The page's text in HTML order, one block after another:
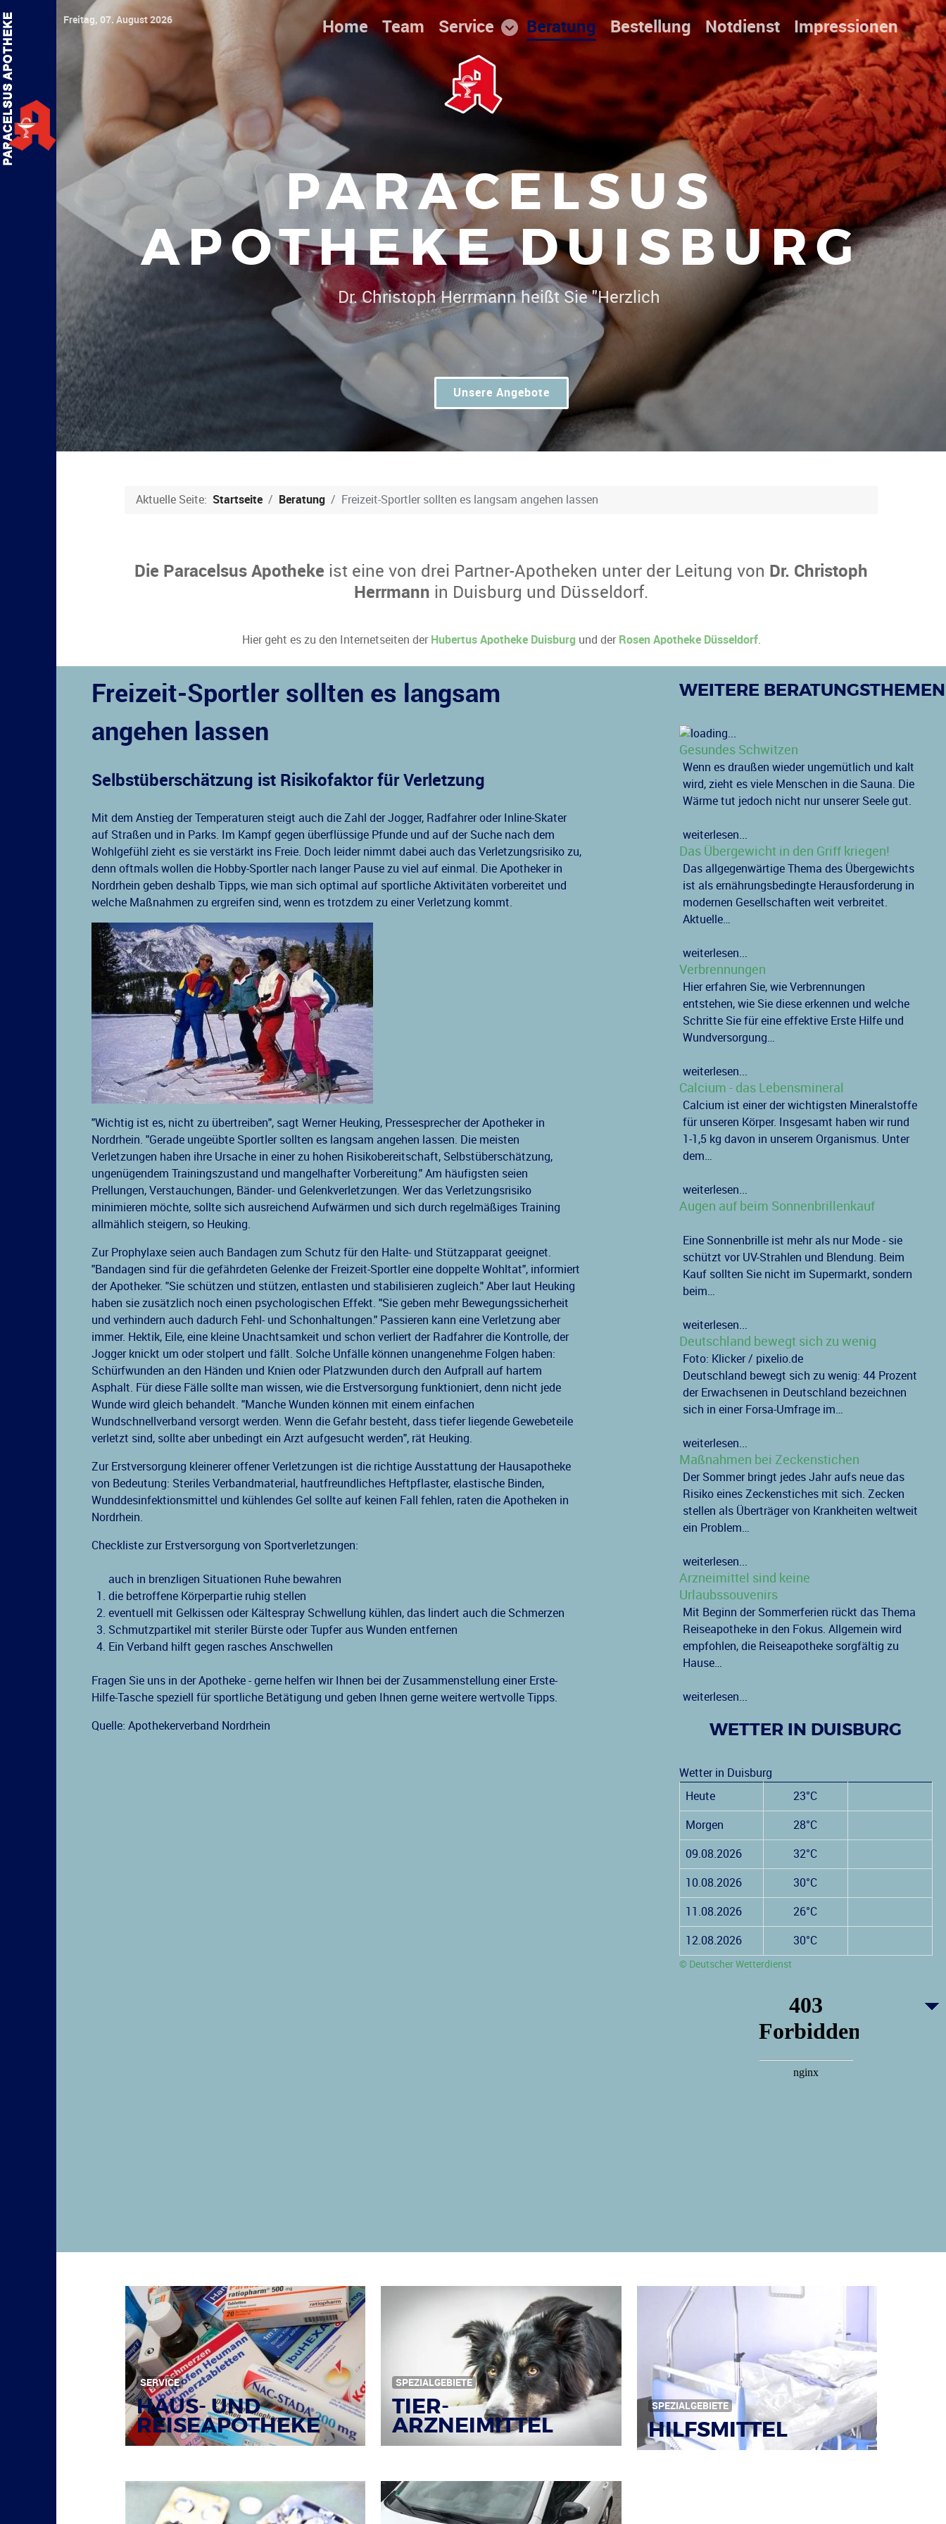
Freitag, 07. August 2026 Home Team Service Beratung Bestellung Notdienst Impressionen
PARACELSUS
APOTHEKE DUISBURG
Gute|
Unsere Angebote
Aktuelle Seite: Startseite Beratung Freizeit-Sportler sollten es langsam angehen lassen
Die Paracelsus Apotheke ist eine von drei Partner-Apotheken unter der Leitung von Dr. Christoph
Herrmann in Duisburg und Düsseldorf.
Hier geht es zu den Internetseiten der Hubertus Apotheke Duisburg und der Rosen Apotheke Düsseldorf.
Freizeit-Sportler sollten es langsam
angehen lassen
Selbstüberschätzung ist Risikofaktor für Verletzung
Mit dem Anstieg der Temperaturen steigt auch die Zahl der Jogger, Radfahrer oder Inline-Skater
auf Straßen und in Parks. Im Kampf gegen überflüssige Pfunde und auf der Suche nach dem
Wohlgefühl zieht es sie verstärkt ins Freie. Doch leider nimmt dabei auch das Verletzungsrisiko zu,
denn oftmals wollen die Hobby-Sportler nach langer Pause zu viel auf einmal. Die Apotheker in
Nordrhein geben deshalb Tipps, wie man sich optimal auf sportliche Aktivitäten vorbereitet und
welche Maßnahmen zu ergreifen sind, wenn es trotzdem zu einer Verletzung kommt.
"Wichtig ist es, nicht zu übertreiben", sagt Werner Heuking, Pressesprecher der Apotheker in
Nordrhein. "Gerade ungeübte Sportler sollten es langsam angehen lassen. Die meisten
Verletzungen haben ihre Ursache in einer zu hohen Risikobereitschaft, Selbstüberschätzung,
ungenügendem Trainingszustand und mangelhafter Vorbereitung." Am häufigsten seien
Prellungen, Verstauchungen, Bänder- und Gelenkverletzungen. Wer das Verletzungsrisiko
minimieren möchte, sollte sich ausreichend Aufwärmen und sich durch regelmäßiges Training
allmählich steigern, so Heuking.
Zur Prophylaxe seien auch Bandagen zum Schutz für den Halte- und Stützapparat geeignet.
"Bandagen sind für die gefährdeten Gelenke der Freizeit-Sportler eine doppelte Wohltat", informiert
der Apotheker. "Sie schützen und stützen, entlasten und stabilisieren zugleich." Aber laut Heuking
haben sie zusätzlich noch einen psychologischen Effekt. "Sie geben mehr Bewegungssicherheit
und verhindern auch dadurch Fehl- und Schonhaltungen." Passieren kann eine Verletzung aber
immer. Hektik, Eile, eine kleine Unachtsamkeit und schon verliert der Radfahrer die Kontrolle, der
Jogger knickt um oder stolpert und fällt. Solche Unfälle können unangenehme Folgen haben:
Schürfwunden an den Händen und Knien oder Platzwunden durch den Aufprall auf hartem
Asphalt. Für diese Fälle sollte man wissen, wie die Erstversorgung funktioniert, denn nicht jede
Wunde wird gleich behandelt. "Manche Wunden können mit einem einfachen
Wundschnellverband versorgt werden. Wenn die Gefahr besteht, dass tiefer liegende Gewebeteile
verletzt sind, sollte aber unbedingt ein Arzt aufgesucht werden", rät Heuking.
Zur Erstversorgung kleinerer offener Verletzungen ist die richtige Ausstattung der Hausapotheke
von Bedeutung: Steriles Verbandmaterial, hautfreundliches Heftpflaster, elastische Binden,
Wunddesinfektionsmittel und kühlendes Gel sollte auf keinen Fall fehlen, raten die Apotheken in
Nordrhein.
Checkliste zur Erstversorgung von Sportverletzungen:
auch in brenzligen Situationen Ruhe bewahren
die betroffene Körperpartie ruhig stellen
eventuell mit Gelkissen oder Kältespray Schwellung kühlen, das lindert auch die Schmerzen
Schmutzpartikel mit steriler Bürste oder Tupfer aus Wunden entfernen
Ein Verband hilft gegen rasches Anschwellen
Fragen Sie uns in der Apotheke - gerne helfen wir Ihnen bei der Zusammenstellung einer Erste-
Hilfe-Tasche speziell für sportliche Betätigung und geben Ihnen gerne weitere wertvolle Tipps.
Quelle: Apothekerverband Nordrhein
WEITERE BERATUNGSTHEMEN
Gesundes Schwitzen
Wenn es draußen wieder ungemütlich und kalt
wird, zieht es viele Menschen in die Sauna. Die
Wärme tut jedoch nicht nur unserer Seele gut.
weiterlesen...
Das Übergewicht in den Griff kriegen!
Das allgegenwärtige Thema des Übergewichts
ist als ernährungsbedingte Herausforderung in
modernen Gesellschaften weit verbreitet.
Aktuelle…
weiterlesen...
Verbrennungen
Hier erfahren Sie, wie Verbrennungen
entstehen, wie Sie diese erkennen und welche
Schritte Sie für eine effektive Erste Hilfe und
Wundversorgung…
weiterlesen...
Calcium - das Lebensmineral
Calcium ist einer der wichtigsten Mineralstoffe
für unseren Körper. Insgesamt haben wir rund
1-1,5 kg davon in unserem Organismus. Unter
dem…
weiterlesen...
Augen auf beim Sonnenbrillenkauf
Eine Sonnenbrille ist mehr als nur Mode - sie
schützt vor UV-Strahlen und Blendung. Beim
Kauf sollten Sie nicht im Supermarkt, sondern
beim…
weiterlesen...
Deutschland bewegt sich zu wenig
Foto: Klicker / pixelio.de
Deutschland bewegt sich zu wenig: 44 Prozent
der Erwachsenen in Deutschland bezeichnen
sich in einer Forsa-Umfrage im…
weiterlesen...
Maßnahmen bei Zeckenstichen
Der Sommer bringt jedes Jahr aufs neue das
Risiko eines Zeckenstiches mit sich. Zecken
stellen als Überträger von Krankheiten weltweit
ein Problem…
weiterlesen...
Arzneimittel sind keine
Urlaubssouvenirs
Mit Beginn der Sommerferien rückt das Thema
Reiseapotheke in den Fokus. Allgemein wird
empfohlen, die Reiseapotheke sorgfältig zu
Hause…
weiterlesen...
WETTER IN DUISBURG
Wetter in Duisburg
Heute
23°C
Morgen 28°C
09.08.2026 32°C
10.08.2026 30°C
11.08.2026 26°C
12.08.2026 30°C
© Deutscher Wetterdienst
SERVICE
HAUS- UND
REISEAPOTHEKE
SPEZIALGEBIETE
TIER-
ARZNEIMITTEL
SPEZIALGEBIETE
HILFSMITTEL